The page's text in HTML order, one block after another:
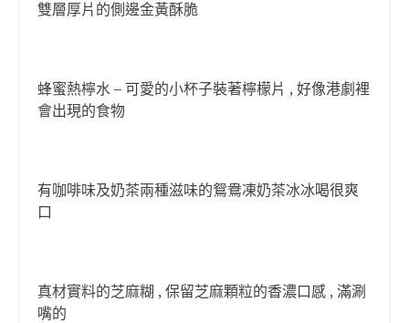
雙層厚片的側邊金黃酥脆
蜂蜜熱檸水 – 可愛的小杯子裝著檸檬片 , 好像港劇裡
會出現的食物
有咖啡味及奶茶兩種滋味的鴛鴦凍奶茶冰冰喝很爽
口
真材實料的芝麻糊 , 保留芝麻顆粒的香濃口感 , 滿涮
嘴的